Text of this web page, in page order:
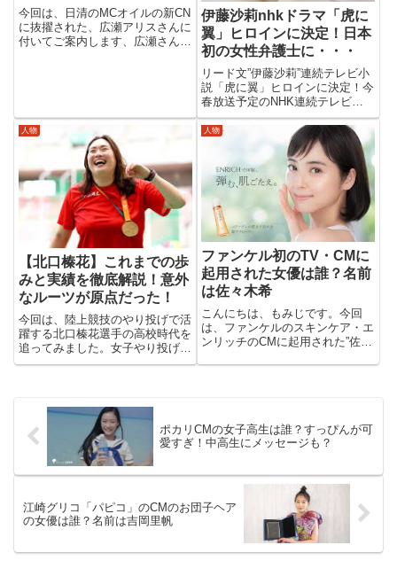
今回は、日清のMCオイルの新CN
に抜擢された、広瀬アリスさんに
付いてご案内します、広瀬さんと
伊藤沙莉nhkドラマ「虎に
翼」ヒロインに決定！日本
初の女性弁護士に・・・
リード文”伊藤沙莉”連続テレビ小
説「虎に翼」ヒロインに決定！今
春放送予定のNHK連続テレビ小
説（朝ドラ）「虎に翼」のヒロイ
ンを伊藤沙莉さんが務めます。伊
藤沙莉さんは、日本初の女性弁護
士”三渕嘉子を演じます。伊藤沙
莉プロフィール名前：伊藤沙莉...
人物
【北口榛花】これまでの歩
みと実績を徹底解説！意外
なルーツが原点だった！
今回は、陸上競技のやり投げで活
躍する北口榛花選手の高校時代を
追ってみました。女子やり投げで
金メダルを獲得した北口榛花が、
川東高校1年生の北口は、34m13
の記録で2位に入りまし...
人物
ファンケル初のTV・CMに
起用された女優は誰？名前
は佐々木希
こんにちは、もみじです。今回
は、ファンケルのスキンケア・エ
ンリッチのCMに起用された”佐々
ンケル初のテレビCMだそうで
に...
ポカリCMの女子高生は誰？すっぴんが可
愛すぎ！中高生にメッセージも？
江崎グリコ「パピコ」のCMのお団子ヘア
の女優は誰？名前は吉岡里帆